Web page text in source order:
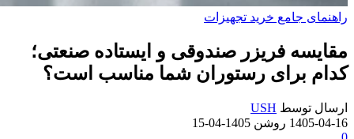
راهنمای جامع خرید تجهیزات
مقایسه فریزر صندوقی و ایستاده صنعتی؛
کدام برای رستوران شما مناسب است؟
ارسال توسط USH
1405-04-16 روشن 1405-04-15